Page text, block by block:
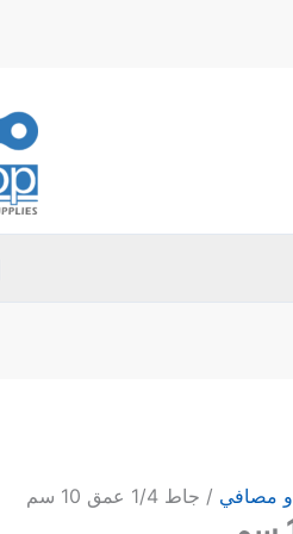
مصافي / جاط 1/4 عمق 10 سم